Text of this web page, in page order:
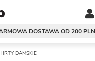
DOSTAWA OD 200 PLN
DAMSKIE